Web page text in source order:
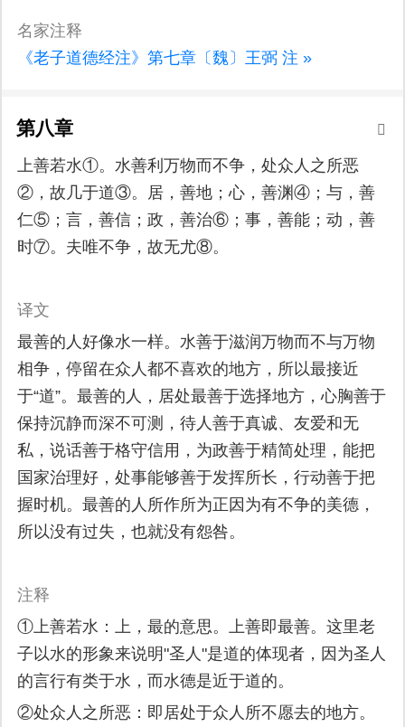
名家注释
《老子道德经注》第七章〔魏〕王弼 注 »
第八章
上善若水①。水善利万物而不争，处众人之所恶
②，故几于道③。居，善地；心，善渊④；与，善
仁⑤；言，善信；政，善治⑥；事，善能；动，善
时⑦。夫唯不争，故无尤⑧。
译文
最善的人好像水一样。水善于滋润万物而不与万物
相争，停留在众人都不喜欢的地方，所以最接近
于“道”。最善的人，居处最善于选择地方，心胸善于
保持沉静而深不可测，待人善于真诚、友爱和无
私，说话善于格守信用，为政善于精简处理，能把
国家治理好，处事能够善于发挥所长，行动善于把
握时机。最善的人所作所为正因为有不争的美德，
所以没有过失，也就没有怨咎。
注释
①上善若水：上，最的意思。上善即最善。这里老
子以水的形象来说明"圣人"是道的体现者，因为圣人
的言行有类于水，而水德是近于道的。
②处众人之所恶：即居处于众人所不愿去的地方。